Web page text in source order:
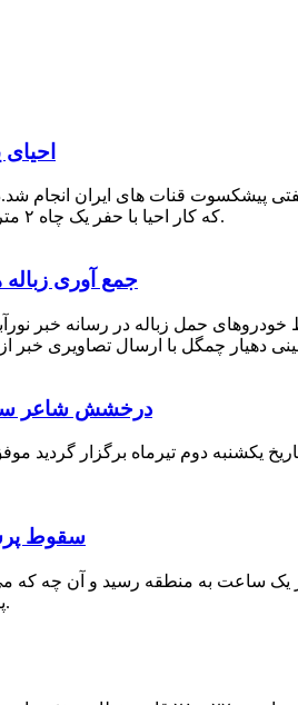
که کار احیا با حفر یک چاه ۲ متری و یک راهرو افقی ۲ متری صورت گرفت.
جمع آوری
حمل زباله در رسانه خبر
درخشش شاعر
یکشنبه دوم تیرماه برگزار
سقوط
یک ساعت به منطقه رسید و آن چه که
پایگاه اورژانس با مناطق روستایی زیاد است.